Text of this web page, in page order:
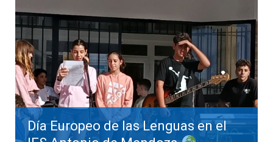
Día Europeo de las Lenguas en el